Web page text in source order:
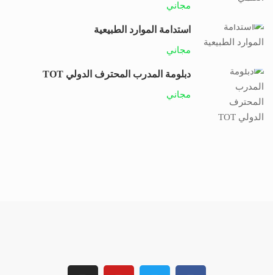
مجاني
استدامة الموارد الطبيعية
مجاني
دبلومة المدرب المحترف الدولي TOT
مجاني